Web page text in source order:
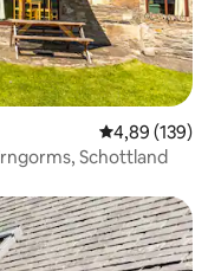
4,89 (139)
Schottland